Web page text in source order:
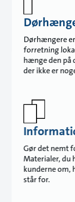
Dørhængere
forretning
hænge den på
der ikke er
Gør det nemt
Materialer, du
kunderne om,
står for.